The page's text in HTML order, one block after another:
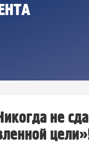
не